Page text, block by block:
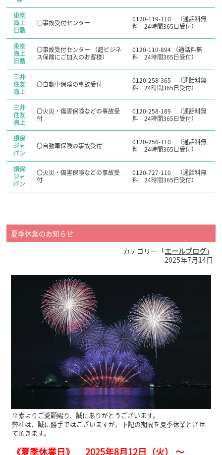
東京
海上
日動
○事故受付センター
0120-119-110 （通話料無
料 24時間365日受付）
東京
海上
日動
〇事故受付センター （超ビジネ
ス保険にご加入のお客様）
0120-110-894 （通話料無
料 24時間365日受付）
三井
住友
海上
〇自動車保険の事故受付
0120-258-365 （通話料無
料 24時間365日受付）
三井
住友
海上
〇火災・傷害保険などの事故受
付
0120-258-189 （通話料無
料 24時間365日受付）
損保
ジャ
パン
〇自動車保険の事故受付
0120-256-110 （通話料無
料 24時間365日受付）
損保
ジャ
パン
〇火災・傷害保険などの事故受
付
0120-727-110 （通話料無
料 24時間365日受付）
夏季休業のお知らせ
カテゴリー「エールブログ」
2025年7月14日
平素よりご愛顧賜り、誠にありがとうございます。
弊社は、誠に勝手ではございますが、下記の期間を夏季休業とさせ
て頂きます。
《夏季休業日》 2025年8月12日（火） ～